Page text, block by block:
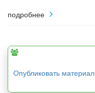
подробнее
Опубликовать материал